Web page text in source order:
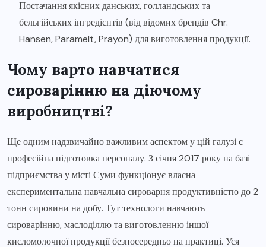
Постачання якісних данських, голландських та
бельгійських інгредієнтів (від відомих брендів Chr.
Hansen, Paramelt, Prayon) для виготовлення продукції.
Чому варто навчатися
сироварінню на діючому
виробництві?
Ще одним надзвичайно важливим аспектом у цій галузі є
професійна підготовка персоналу. З січня 2017 року на базі
підприємства у місті Суми функціонує власна
експериментальна навчальна сироварня продуктивністю до 2
тонн сировини на добу. Тут технологи навчають
сироварінню, маслоділлю та виготовленню іншої
кисломолочної продукції безпосередньо на практиці. Уся